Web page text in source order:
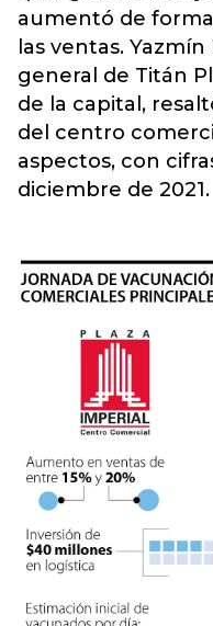
aumentó de
las ventas.
general de Titán
de la capital,
del centro
aspectos, con
diciembre de 2021.